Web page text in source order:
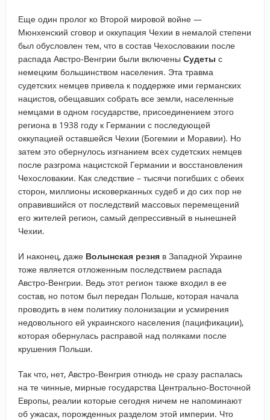
Еще один пролог ко Второй мировой войне —
Мюнхенский сговор и оккупация Чехии в немалой степени
был обусловлен тем, что в состав Чехословакии после
распада Австро-Венгрии были включены Судеты с
немецким большинством населения. Эта травма
судетских немцев привела к поддержке ими германских
нацистов, обещавших собрать все земли, населенные
немцами в одном государстве, присоединением этого
региона в 1938 году к Германии с последующей
оккупацией оставшейся Чехии (Богемии и Моравии). Но
затем это обернулось изгнанием всех судетских немцев
после разгрома нацистской Германии и восстановления
Чехословакии. Как следствие – тысячи погибших с обеих
сторон, миллионы исковерканных судеб и до сих пор не
оправившийся от последствий массовых перемещений
его жителей регион, самый депрессивный в нынешней
Чехии.
И наконец, даже Волынская резняв Западной Украине
тоже является отложенным последствием распада
Австро-Венгрии. Ведь этот регион также входил в ее
состав, но потом был передан Польше, которая начала
проводить в нем политику полонизации и усмирения
недовольного ей украинского населения (пацификации),
которая обернулась расправой над поляками после
крушения Польши.
Так что, нет, Австро-Венгрия отнюдь не сразу распалась
на те чинные, мирные государства Центрально-Восточной
Европы, реалии которые сегодня ничем не напоминают
об ужасах, порожденных разделом этой империи. Что